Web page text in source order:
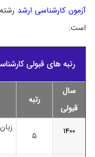
آزمون کارشناسی ارشد
است:
رتبه های قبولی
سال
قبولی
رتبه
۱۴۰۰ ۵